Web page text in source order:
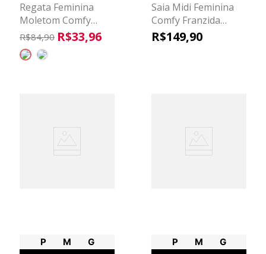
Regata Feminina
Moletom Comfy
Marialícia Bege
R$84,90 R$33,96
Saia Midi Feminina
Comfy Franzida
Marialícia Bege
R$149,90
P M G P M G